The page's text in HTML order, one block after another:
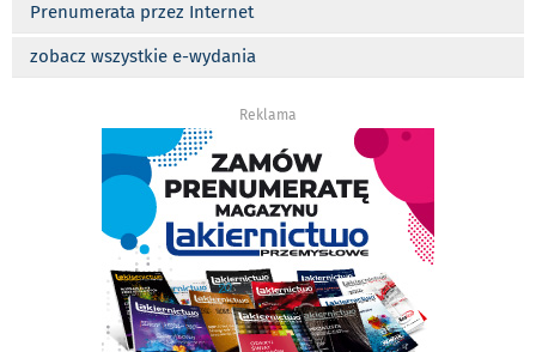
Prenumerata przez Internet
zobacz wszystkie e-wydania
Reklama